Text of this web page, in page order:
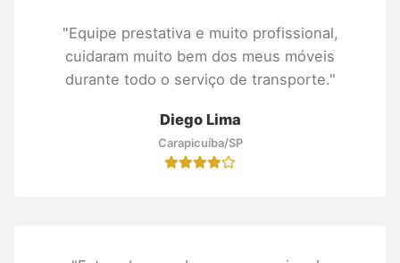
"Equipe prestativa e muito profissional,
cuidaram muito bem dos meus móveis
durante todo o serviço de transporte."
Diego Lima
Carapicuíba/SP